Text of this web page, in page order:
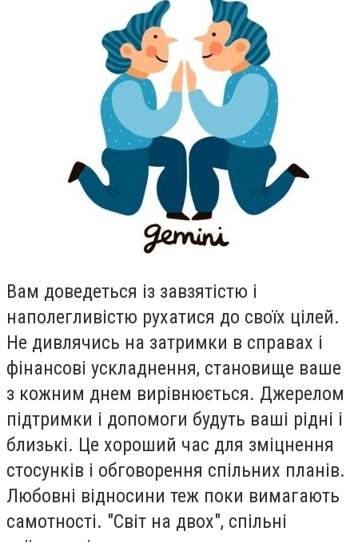
Вам доведеться iз завзятiстю i
наполегливiстю рухатися до своїх цiлей.
Не дивлячись на затримки в справах i
фiнансовi ускладнення, становище ваше
з кожним днем вирiвнюється. Джерелом
пiдтримки i допомоги будуть вашi рiднi i
близькi. Це хороший час для змiцнення
стосункiв i обговорення спiльних планiв.
Любовнi вiдносини теж поки вимагають
самотностi. "Свiт на двох", спiльнi